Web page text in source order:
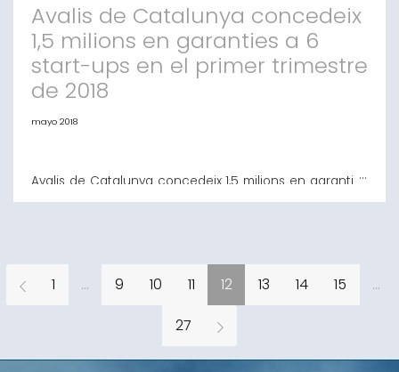
Avalis de Catalunya concedeix
1,5 milions en garanties a 6
start-ups en el primer trimestre
de 2018
mayo 2018
Avalis de Catalunya concedeix 1,5 milions en garanties
maig de 2018.- Avalis de Catalunya Societat de
Garantia Recíproca (S.G.R) ha
1 ... 9 10 11 12 13 14 15
...
27